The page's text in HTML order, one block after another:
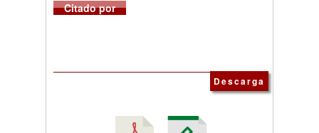
Citado por
Descarga